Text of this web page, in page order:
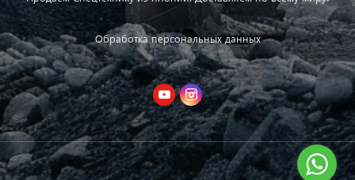
Обработка персональных данных